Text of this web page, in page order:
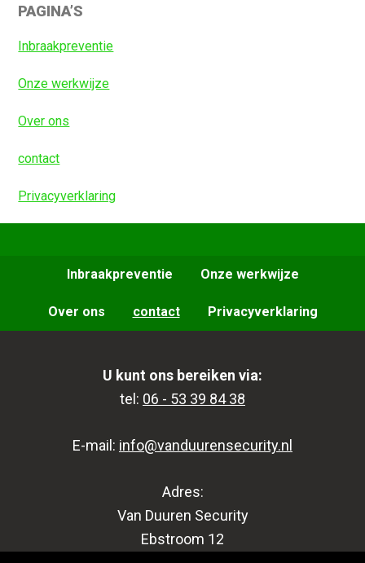
Primaire
Sidebar
PAGINA’S
Inbraakpreventie
Onze werkwijze
Over ons
contact
Privacyverklaring
Inbraakpreventie Onze werkwijze
Over ons contact Privacyverklaring
U kunt ons bereiken via:
tel: 06 - 53 39 84 38
E-mail: info@vanduurensecurity.nl
Adres:
Van Duuren Security
Ebstroom 12